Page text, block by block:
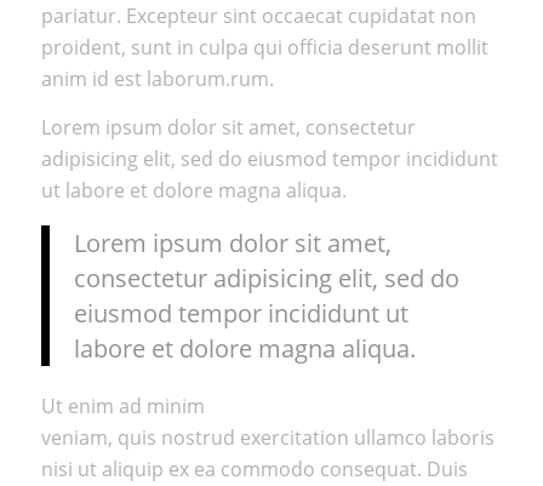
pariatur. Excepteur sint occaecat cupidatat non
proident, sunt in culpa qui officia deserunt mollit
anim id est laborum.rum.
Lorem ipsum dolor sit amet, consectetur
adipisicing elit, sed do eiusmod tempor incididunt
ut labore et dolore magna aliqua.
Lorem ipsum dolor sit amet,
consectetur adipisicing elit, sed do
eiusmod tempor incididunt ut
labore et dolore magna aliqua.
Ut enim ad minim
veniam, quis nostrud exercitation ullamco laboris
nisi ut aliquip ex ea commodo consequat. Duis